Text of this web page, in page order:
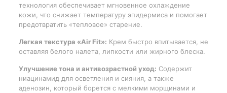
технология обеспечивает мгновенное охлаждение
кожи, что снижает температуру эпидермиса и помогает
предотвратить «тепловое» старение.
Легкая текстура «Air Fit»: Крем быстро впитывается, не
оставляя белого налета, липкости или жирного блеска.
Улучшение тона и антивозрастной уход: Содержит
ниацинамид для осветления и сияния, а также
аденозин, который борется с мелкими морщинами и